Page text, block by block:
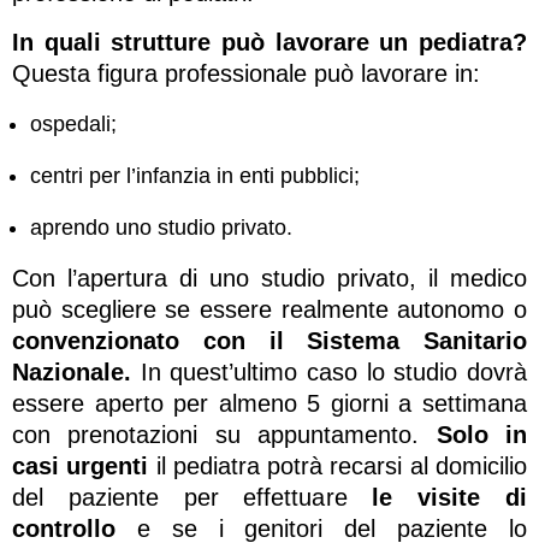
In quali strutture può lavorare un pediatra?
Questa figura professionale può lavorare in:
ospedali;
centri per l’infanzia in enti pubblici;
aprendo uno studio privato.
Con l’apertura di uno studio privato, il medico
può scegliere se essere realmente autonomo o
convenzionato con il Sistema Sanitario
Nazionale. In quest’ultimo caso lo studio dovrà
essere aperto per almeno 5 giorni a settimana
con prenotazioni su appuntamento. Solo in
casi urgenti il pediatra potrà recarsi al domicilio
del paziente per effettuare
le visite di
controllo e se i genitori del paziente lo